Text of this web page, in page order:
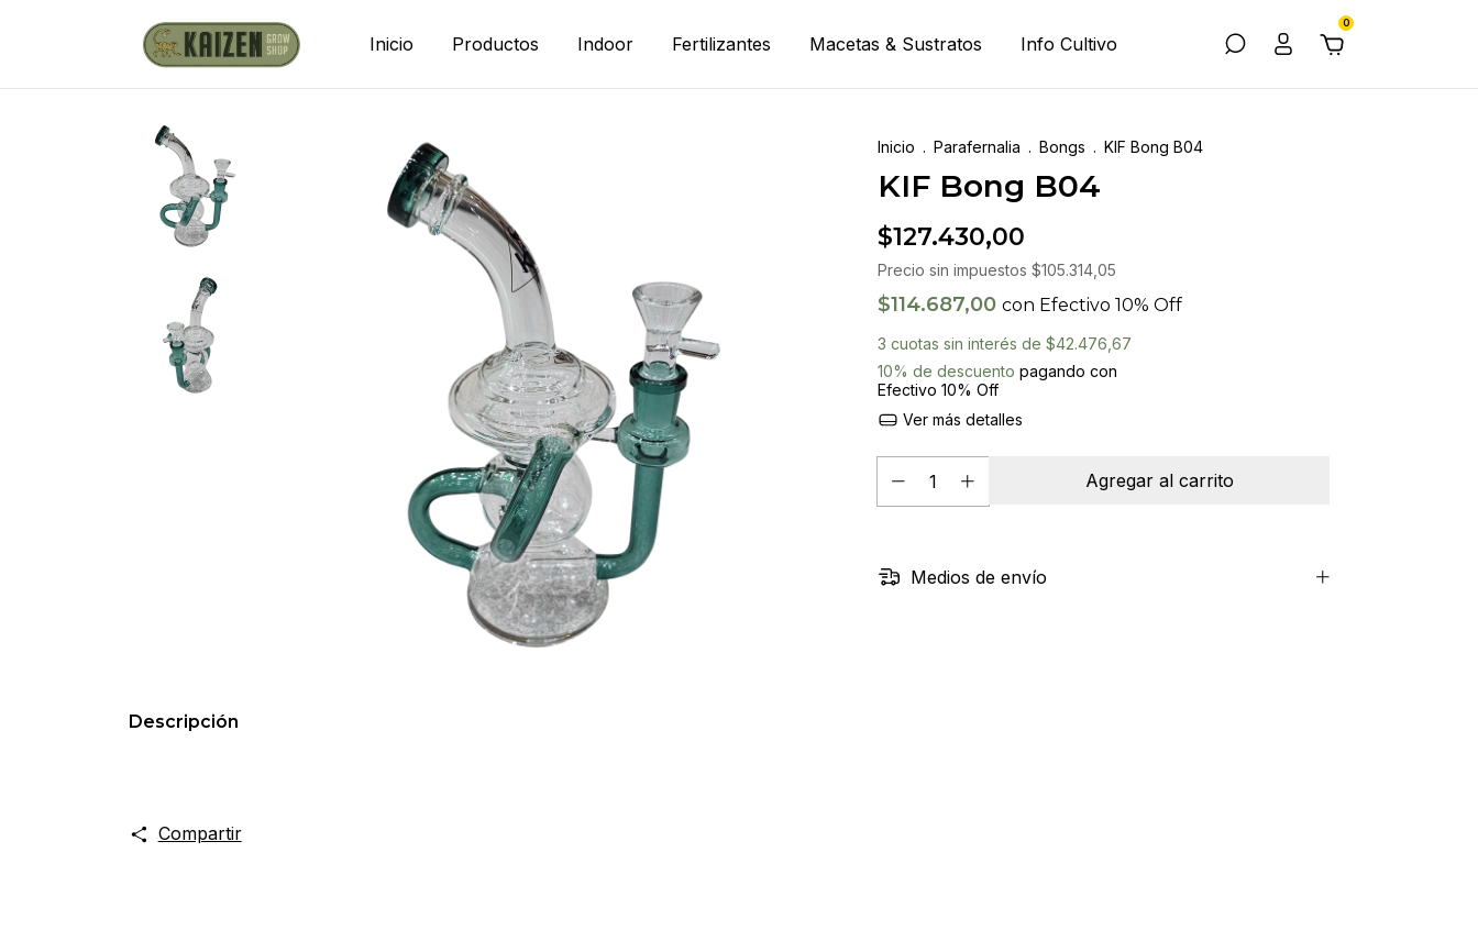
Inicio Productos Indoor Fertilizantes Macetas & Sustratos Info Cultivo
0
Inicio . Parafernalia . Bongs . KIF Bong B04
KIF Bong B04
$127.430,00
Precio sin impuestos $105.314,05
$114.687,00 con Efectivo 10% Off
3 cuotas sin interés de $42.476,67
10% de descuento pagando con
Efectivo 10% Off
Ver más detalles
Medios de envío
Descripción
Compartir